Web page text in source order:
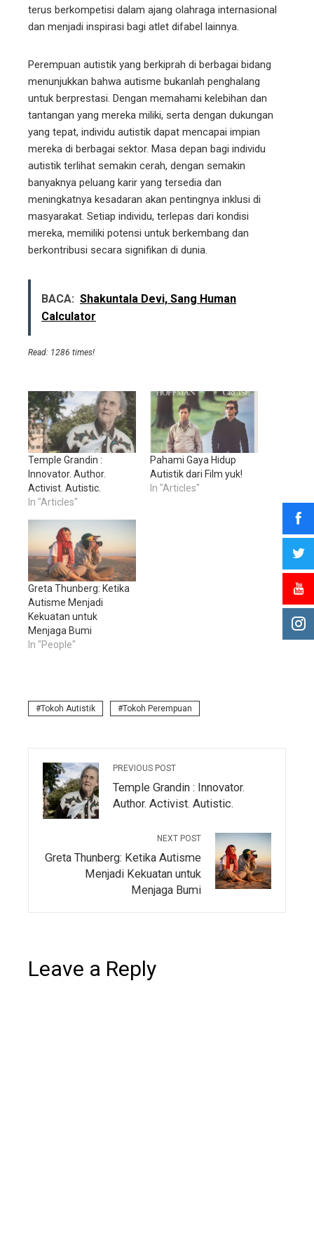
terus berkompetisi dalam ajang olahraga internasional
dan menjadi inspirasi bagi atlet difabel lainnya.
Perempuan autistik yang berkiprah di berbagai bidang
menunjukkan bahwa autisme bukanlah penghalang
untuk berprestasi. Dengan memahami kelebihan dan
tantangan yang mereka miliki, serta dengan dukungan
yang tepat, individu autistik dapat mencapai impian
mereka di berbagai sektor. Masa depan bagi individu
autistik terlihat semakin cerah, dengan semakin
banyaknya peluang karir yang tersedia dan
meningkatnya kesadaran akan pentingnya inklusi di
masyarakat. Setiap individu, terlepas dari kondisi
mereka, memiliki potensi untuk berkembang dan
berkontribusi secara signifikan di dunia.
BACA: Shakuntala Devi, Sang Human
Calculator
Read: 1286 times!
Temple Grandin :
Innovator. Author.
Activist. Autistic.
In "Articles"
Pahami Gaya Hidup
Autistik dari Film yuk!
In "Articles"
Greta Thunberg: Ketika
Autisme Menjadi
Kekuatan untuk
Menjaga Bumi
In "People"
Tokoh Autistik Tokoh Perempuan
PREVIOUS POST
Temple Grandin : Innovator.
Author. Activist. Autistic.
NEXT POST
Greta Thunberg: Ketika Autisme
Menjadi Kekuatan untuk
Menjaga Bumi
Leave a Reply